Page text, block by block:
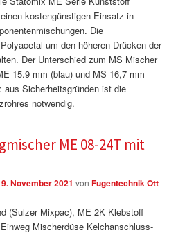
kostengünstigen Einsatz in
Die
um den höheren Drücken der
Der Unterschied zum MS Mischer
15.9 mm (blau) und MS 16,7 mm
aus Sicherheitsgründen ist die
notwendig.
ME 08-24T mit
November 2021 vonFugentechnik Ott
(Sulzer Mixpac), ME 2K Klebstoff
Mischerdüse Kelchanschluss-